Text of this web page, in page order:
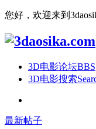
您好，欢迎来到
3D电影论坛BBS
3D电影搜索
最新帖子